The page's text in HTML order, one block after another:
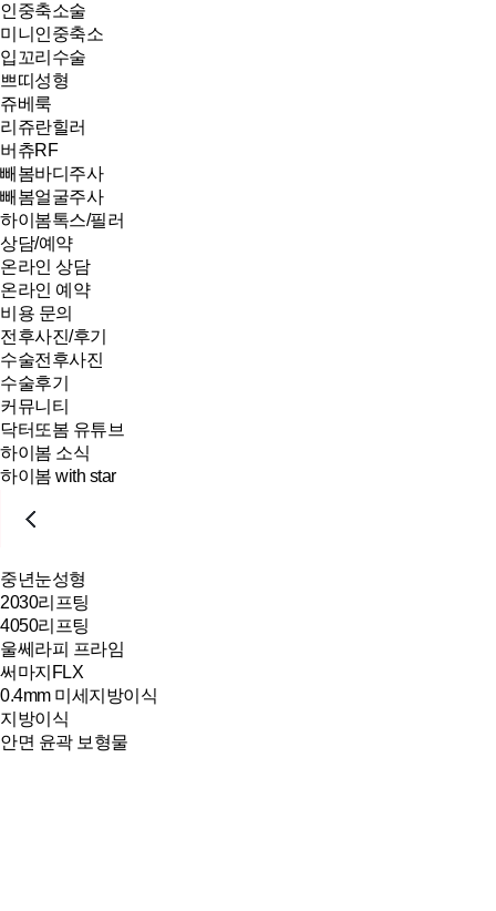
인중축소술
미니인중축소
입꼬리수술
쁘띠성형
쥬베룩
리쥬란힐러
버츄RF
빼봄바디주사
빼봄얼굴주사
하이봄톡스/필러
상담/예약
온라인 상담
온라인 예약
비용 문의
전후사진/후기
수술전후사진
수술후기
커뮤니티
닥터또봄 유튜브
하이봄 소식
하이봄 with star
중년눈성형
2030리프팅
4050리프팅
울쎄라피 프라임
써마지FLX
0.4mm 미세지방이식
지방이식
안면 윤곽 보형물